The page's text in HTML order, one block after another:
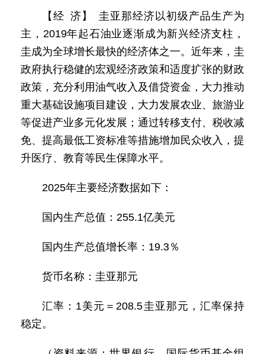
【经 济】 圭亚那经济以初级产品生产为
主，2019年起石油业逐渐成为新兴经济支柱，
圭成为全球增长最快的经济体之一。近年来，圭
政府执行稳健的宏观经济政策和适度扩张的财政
政策，充分利用油气收入及借贷资金，大力推动
重大基础设施项目建设，大力发展农业、旅游业
等促进产业多元化发展；通过转移支付、税收减
免、提高最低工资标准等措施增加民众收入，提
升医疗、教育等民生保障水平。
2025年主要经济数据如下：
国内生产总值：255.1亿美元
国内生产总值增长率：19.3％
货币名称：圭亚那元
汇率：1美元＝208.5圭亚那元，汇率保持
稳定。